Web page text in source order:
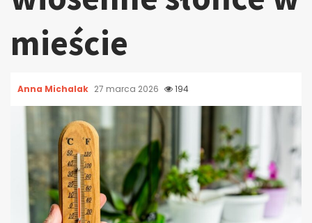
mieście
Anna Michalak 27 marca 2026 194